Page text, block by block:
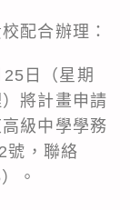
配合辦理：
日（星期
將計畫申請
級中學學務
號，聯絡
。